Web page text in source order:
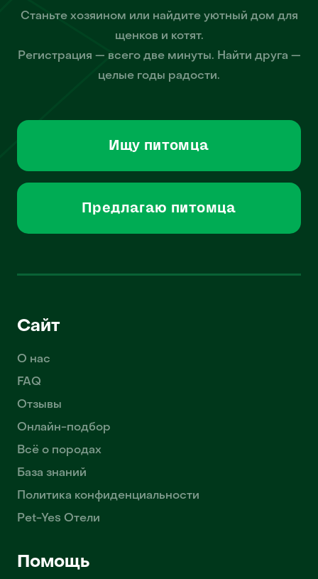
Станьте хозяином или найдите уютный дом для
щенков и котят.
Регистрация — всего две минуты. Найти друга —
целые годы радости.
Ищу питомца
Предлагаю питомца
Сайт
О нас
FAQ
Отзывы
Онлайн-подбор
Всё о породах
База знаний
Политика конфиденциальности
Pet-Yes Отели
Помощь